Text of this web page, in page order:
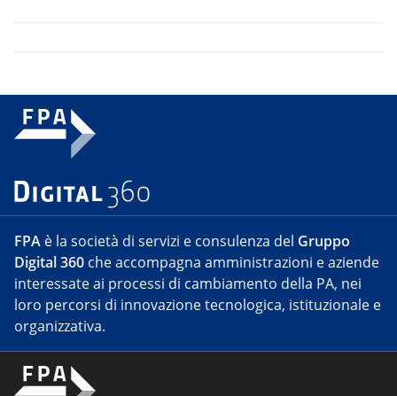
FPA è la società di servizi e consulenza del Gruppo
Digital 360 che accompagna amministrazioni e aziende
interessate ai processi di cambiamento della PA, nei
loro percorsi di innovazione tecnologica, istituzionale e
organizzativa.